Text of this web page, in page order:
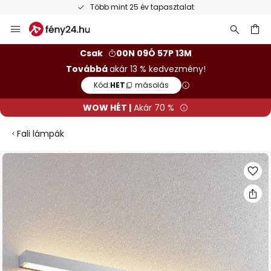
Több mint 25 év tapasztalat
Ugrás
a
Csak
00N 09Ó 57P 12M
Továbbáakár 13 % kedvezmény!
Kód:HET másolás
WOW HÉT | Akár 70 %
Fali lámpák
Ugrás
a
képgaléria
végére